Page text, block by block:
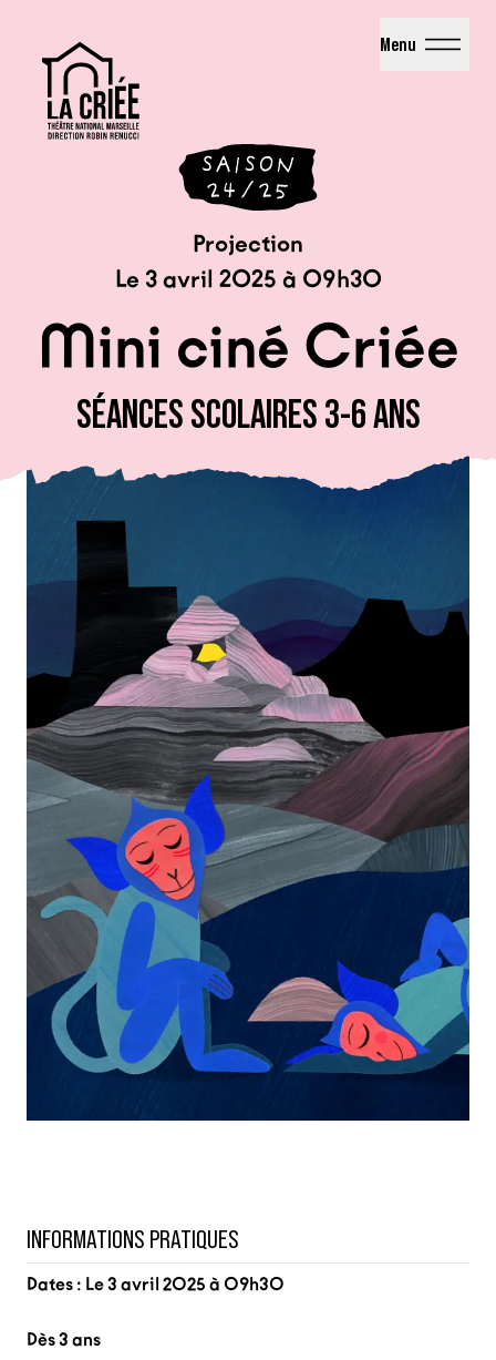
Menu
Projection
Le 3 avril 2025 à 09h30
Mini ciné Criée
SÉANCES SCOLAIRES 3-6 ANS
INFORMATIONS PRATIQUES
Dates : Le 3 avril 2025 à 09h30
Dès 3 ans